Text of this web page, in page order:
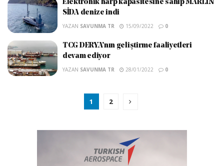
Elektronik harp kapasitesine sahip MARLIN
SİDA denize indi
YAZAN SAVUNMA TR 15/09/2022 0
TCG DERYA’nın geliştirme faaliyetleri
devam ediyor
YAZAN SAVUNMA TR 28/01/2022 0
1 2